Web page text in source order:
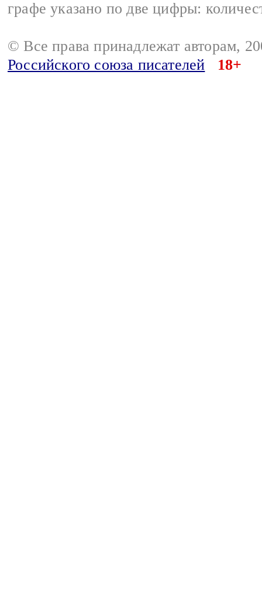
графе указано по две цифры:
© Все права принадлежат авторам,
Российского союза писателей
18+